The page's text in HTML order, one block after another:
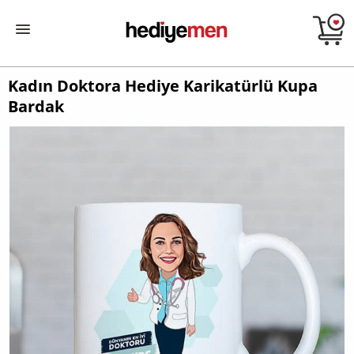
Kadın Doktora Hediye Karikatürlü Kupa
Bardak